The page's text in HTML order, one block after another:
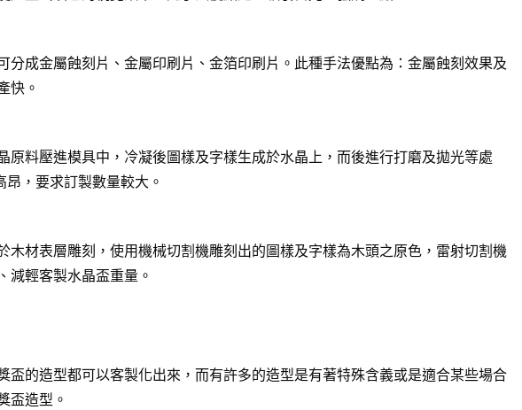
成金屬蝕刻片、金屬印刷片、金箔印刷片。此種手法優點為：金屬蝕刻效果及
快。
料壓進模具中，冷凝後圖樣及字樣生成於水晶上，而後進行打磨及拋光等處
，要求訂製數量較大。
材表層雕刻，使用機械切割機雕刻出的圖樣及字樣為木頭之原色，雷射切割機
減輕客製水晶盃重量。
的造型都可以客製化出來，而有許多的造型是有著特殊含義或是適合某些場合
盃造型。